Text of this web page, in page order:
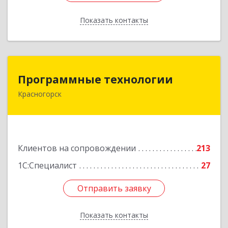
Показать контакты
Назад
Программные технологии
Красногорск
Клиентов на сопровождении
213
1С:Специалист
27
Отправить заявку
Показать контакты
143408, Московская обл, Красногорский р-н,
Отправить заявку
Назад